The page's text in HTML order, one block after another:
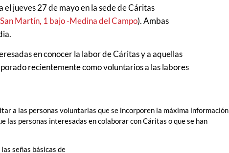
el jueves 27 de mayo en la sede de Cáritas
Martín, 1 bajo -Medina del Campo). Ambas
en conocer la labor de Cáritas y a aquellas
recientemente como voluntarios a las labores
a las personas voluntarias que se incorporen la máxima información
las personas interesadas en colaborar con Cáritas o que se han
señas básicas de